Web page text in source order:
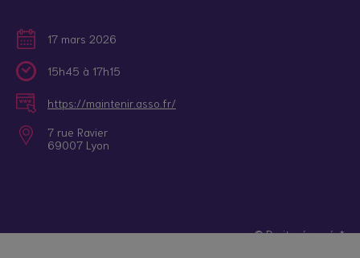
17 mars 2026
15h45 à 17h15
https://maintenir.asso.fr/
7 rue Ravier
69007 Lyon
© Droits réservés*